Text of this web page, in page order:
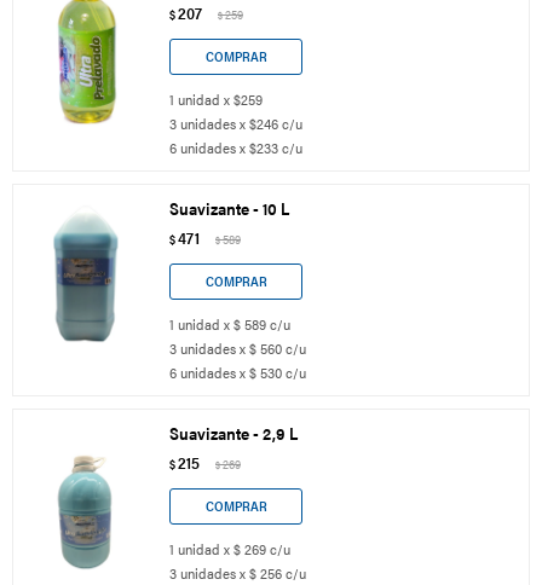
$207 $259
1 unidad x $259
3 unidades x $246 c/u
6 unidades x $233 c/u
Suavizante - 10 L
$471 $589
1 unidad x $ 589 c/u
3 unidades x $ 560 c/u
6 unidades x $ 530 c/u
Suavizante - 2,9 L
$215 $269
1 unidad x $ 269 c/u
3 unidades x $ 256 c/u